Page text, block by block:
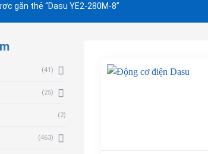
gắn thẻ “Dasu YE2-280M-8”
(41)
(25)
(2)
(463)